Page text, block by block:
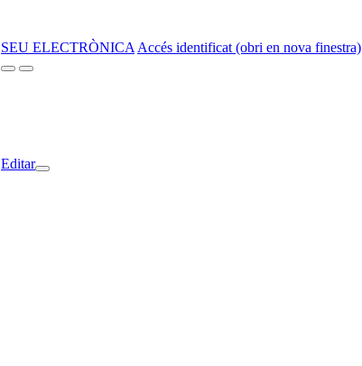
SEU ELECTRÒNICA Accés identificat (obri en nova finestra)
Editar